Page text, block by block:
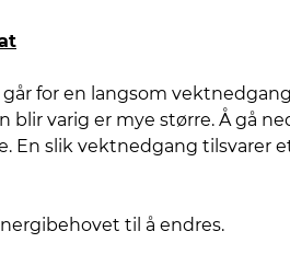
for en langsom
varig er mye større. Å gå
En slik vektnedgang tilsvarer
til å endres.